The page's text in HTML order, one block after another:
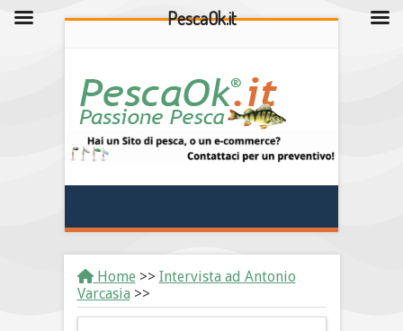
Home >> Intervista ad Antonio
Varcasia>>
PescaOk.it